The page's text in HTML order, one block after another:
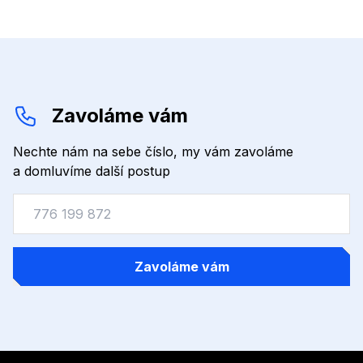
Zavoláme vám
Nechte nám na sebe číslo, my vám zavoláme
a domluvíme další postup
Zavoláme vám